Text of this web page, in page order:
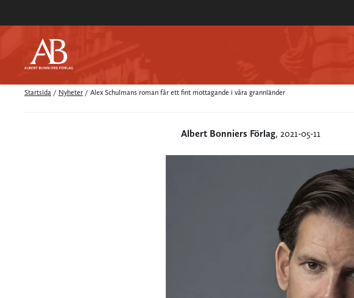
Startsida / Nyheter / Alex Schulmans roman får ett fint mottagande i våra grannländer
Albert Bonniers Förlag, 2021-05-11